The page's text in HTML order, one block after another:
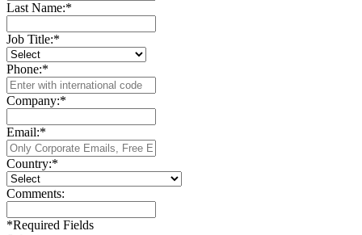
Last Name:*
Job Title:*
Phone:*
Company:*
Email:*
Country:*
Comments:
*Required Fields